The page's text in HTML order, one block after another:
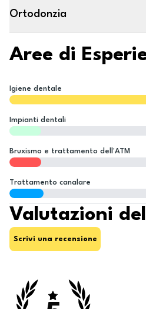
Ortodonzia
Aree di
Igiene dentale
Impianti dentali
Bruxismo e trattamento dell'ATM
Trattamento canalare
Valutazioni
Scrivi una recensione